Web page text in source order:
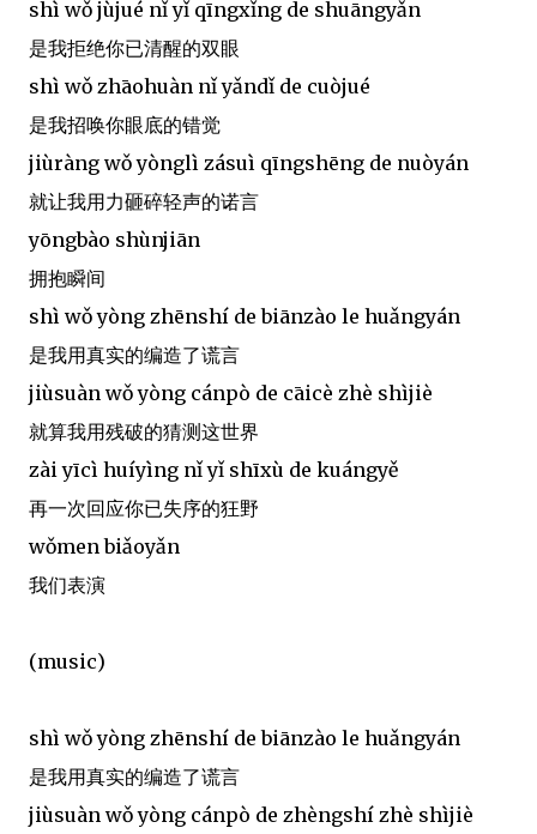
shì wǒ jùjué nǐ yǐ qīngxǐng de shuāngyǎn
是我拒绝你已清醒的双眼
shì wǒ zhāohuàn nǐ yǎndǐ de cuòjué
是我招唤你眼底的错觉
jiùràng wǒ yònglì zásuì qīngshēng de nuòyán
就让我用力砸碎轻声的诺言
yōngbào shùnjiān
拥抱瞬间
shì wǒ yòng zhēnshí de biānzào le huǎngyán
是我用真实的编造了谎言
jiùsuàn wǒ yòng cánpò de cāicè zhè shìjiè
就算我用残破的猜测这世界
zài yīcì huíyìng nǐ yǐ shīxù de kuángyě
再一次回应你已失序的狂野
wǒmen biǎoyǎn
我们表演
(music)
shì wǒ yòng zhēnshí de biānzào le huǎngyán
是我用真实的编造了谎言
jiùsuàn wǒ yòng cánpò de zhèngshí zhè shìjiè